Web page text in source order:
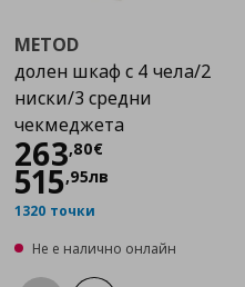
METOD
долен шкаф с 4 чела/2
ниски/3 средни
чекмеджета
263,80€
Цена
515,95лв
1320 точки
Не е налично онлайн